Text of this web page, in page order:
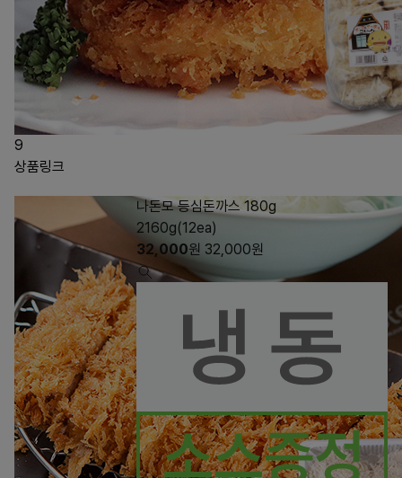
9
상품링크
나돈모 등심돈까스 180g
2160g(12ea)
32,000원 32,000원